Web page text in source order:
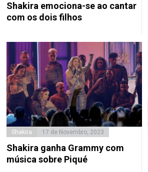
Shakira emociona-se ao cantar
com os dois filhos
Shakira 17 de Novembro, 2023
Shakira ganha Grammy com
música sobre Piqué